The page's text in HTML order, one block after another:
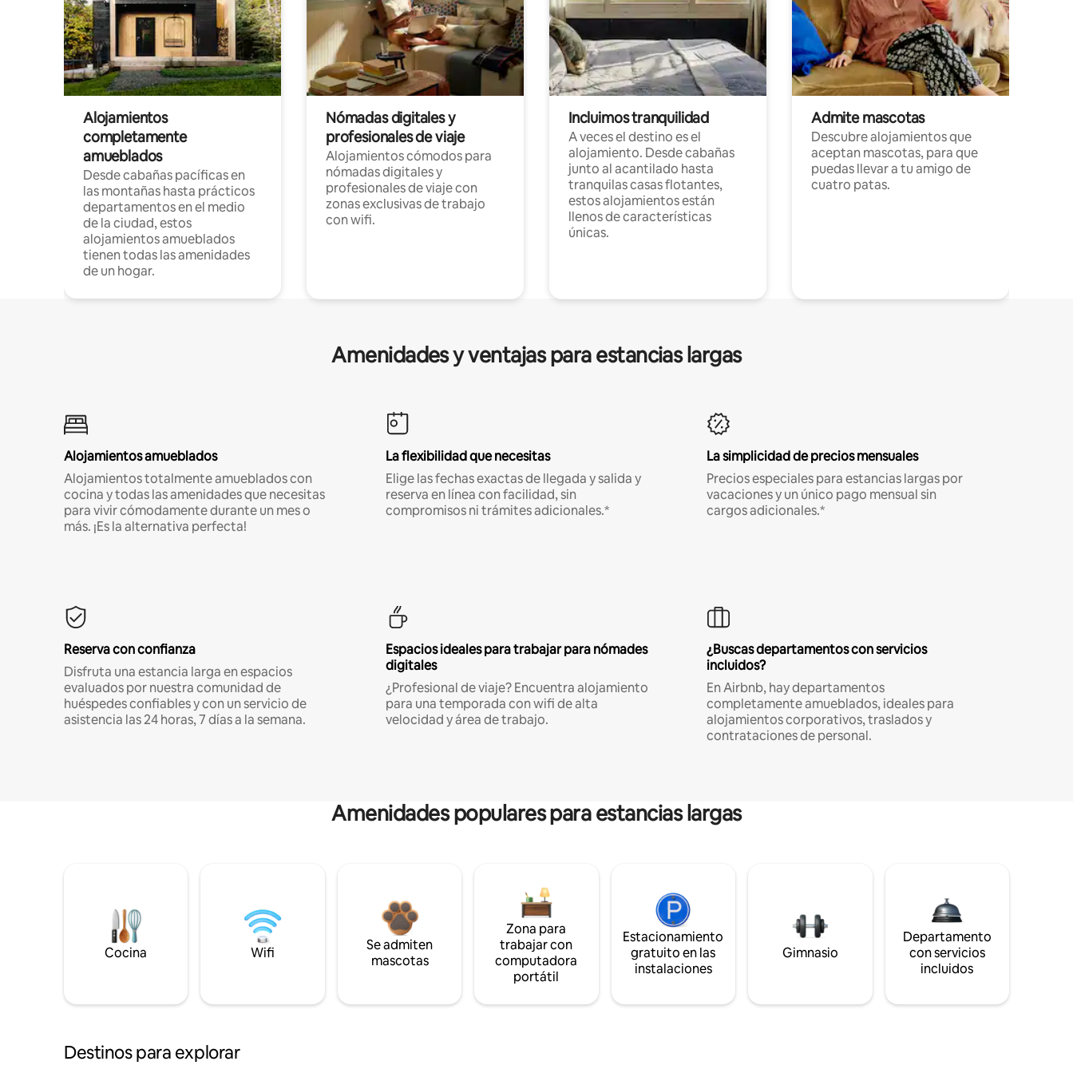
Alojamientos
completamente
amueblados
Desde cabañas pacíficas en
las montañas hasta prácticos
departamentos en el medio
de la ciudad, estos
alojamientos amueblados
tienen todas las amenidades
de un hogar.
Nómadas digitales y
profesionales de viaje
Alojamientos cómodos para
nómadas digitales y
profesionales de viaje con
zonas exclusivas de trabajo
con wifi.
Incluimos tranquilidad
A veces el destino es el
alojamiento. Desde cabañas
junto al acantilado hasta
tranquilas casas flotantes,
estos alojamientos están
llenos de características
únicas.
Admite mascotas
Descubre alojamientos que
aceptan mascotas, para que
puedas llevar a tu amigo de
cuatro patas.
Amenidades y ventajas para estancias largas
Alojamientos amueblados
Alojamientos totalmente amueblados con
cocina y todas las amenidades que necesitas
para vivir cómodamente durante un mes o
más. ¡Es la alternativa perfecta!
La flexibilidad que necesitas
Elige las fechas exactas de llegada y salida y
reserva en línea con facilidad, sin
compromisos ni trámites adicionales.*
La simplicidad de precios mensuales
Precios especiales para estancias largas por
vacaciones y un único pago mensual sin
cargos adicionales.*
Reserva con confianza
Disfruta una estancia larga en espacios
evaluados por nuestra comunidad de
huéspedes confiables y con un servicio de
asistencia las 24 horas, 7 días a la semana.
Espacios ideales para trabajar para nómades
digitales
¿Profesional de viaje? Encuentra alojamiento
para una temporada con wifi de alta
velocidad y área de trabajo.
¿Buscas departamentos con servicios
incluidos?
En Airbnb, hay departamentos
completamente amueblados, ideales para
alojamientos corporativos, traslados y
contrataciones de personal.
Amenidades populares para estancias largas
Cocina Wifi
Se admiten
mascotas
Zona para
trabajar con
computadora
portátil
Estacionamiento
gratuito en las
instalaciones
Gimnasio
Departamento
con servicios
incluidos
Destinos para explorar